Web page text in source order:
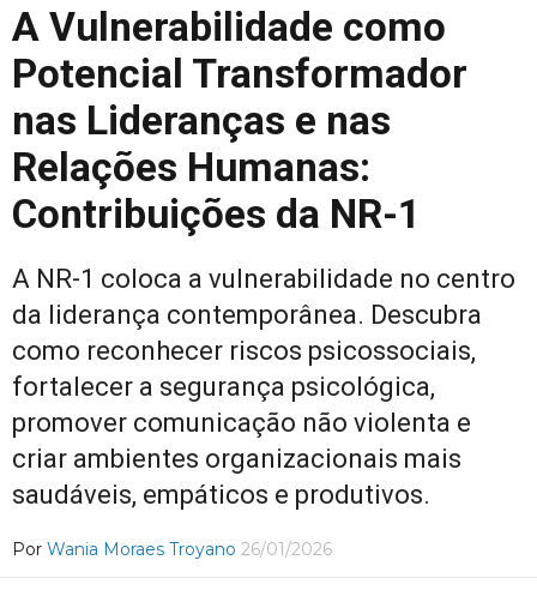
A Vulnerabilidade como
Potencial Transformador
nas Lideranças e nas
Relações Humanas:
Contribuições da NR-1
A NR-1 coloca a vulnerabilidade no centro
da liderança contemporânea. Descubra
como reconhecer riscos psicossociais,
fortalecer a segurança psicológica,
promover comunicação não violenta e
criar ambientes organizacionais mais
saudáveis, empáticos e produtivos.
Por Wania Moraes Troyano 26/01/2026